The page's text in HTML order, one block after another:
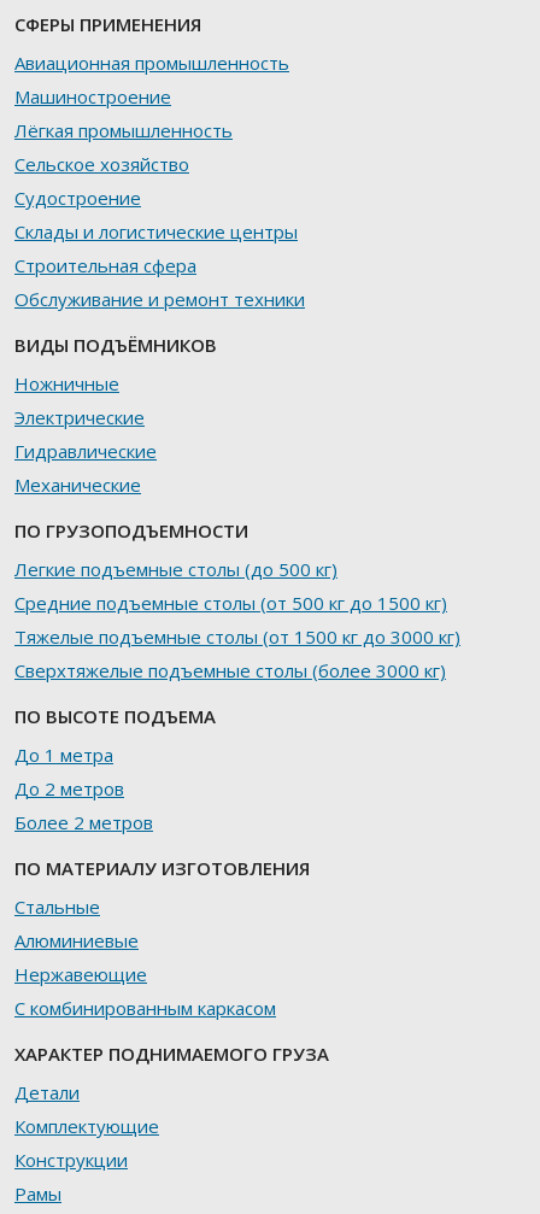
СФЕРЫ ПРИМЕНЕНИЯ
Авиационная промышленность
Машиностроение
Лёгкая промышленность
Сельское хозяйство
Судостроение
Склады и логистические центры
Строительная сфера
Обслуживание и ремонт техники
ВИДЫ ПОДЪЁМНИКОВ
Ножничные
Электрические
Гидравлические
Механические
ПО ГРУЗОПОДЪЕМНОСТИ
Легкие подъемные столы (до 500 кг)
Средние подъемные столы (от 500 кг до 1500 кг)
Тяжелые подъемные столы (от 1500 кг до 3000 кг)
Сверхтяжелые подъемные столы (более 3000 кг)
ПО ВЫСОТЕ ПОДЪЕМА
До 1 метра
До 2 метров
Более 2 метров
ПО МАТЕРИАЛУ ИЗГОТОВЛЕНИЯ
Стальные
Алюминиевые
Нержавеющие
С комбинированным каркасом
ХАРАКТЕР ПОДНИМАЕМОГО ГРУЗА
Детали
Комплектующие
Конструкции
Рамы